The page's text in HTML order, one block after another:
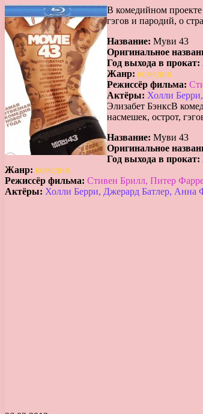
В комедийном проекте
гэгов и пародий, о
Название: Муви 43
Оригинальное
Год выхода в прокат:
Жанр: комедия
Режиссёр фильма:
Актёры: Холли
Элизабет БэнксВ
насмешек, острот,
Название: Муви 43
Оригинальное
Год выхода в прокат:
Жанр: комедия
Режиссёр фильма: Стивен Брилл, Питер
Актёры: Холли Берри, Джерард Батлер, Анна